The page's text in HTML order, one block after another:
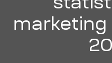
marketing